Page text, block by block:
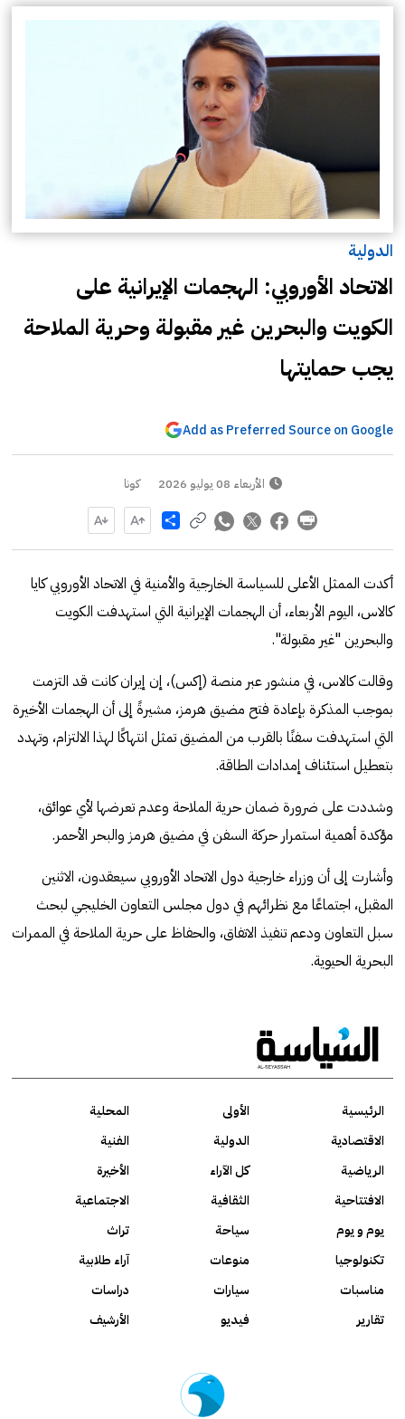
الدولية
الاتحاد الأوروبي: الهجمات الإيرانية على
الكويت والبحرين غير مقبولة وحرية الملاحة
يجب حمايتها
Add as Preferred Source on Google
الأربعاء 08 يوليو 2026 كونا
Share
أكدت الممثل الأعلى للسياسة الخارجية والأمنية في الاتحاد الأوروبي كايا
كالاس، اليوم الأربعاء، أن الهجمات الإيرانية التي استهدفت الكويت
والبحرين "غير مقبولة".
وقالت كالاس، في منشور عبر منصة (إكس)، إن إيران كانت قد التزمت
بموجب المذكرة بإعادة فتح مضيق هرمز، مشيرةً إلى أن الهجمات الأخيرة
التي استهدفت سفنًا بالقرب من المضيق تمثل انتهاكًا لهذا الالتزام، وتهدد
بتعطيل استئناف إمدادات الطاقة.
وشددت على ضرورة ضمان حرية الملاحة وعدم تعرضها لأي عوائق،
مؤكدة أهمية استمرار حركة السفن في مضيق هرمز والبحر الأحمر.
وأشارت إلى أن وزراء خارجية دول الاتحاد الأوروبي سيعقدون، الاثنين
المقبل، اجتماعًا مع نظرائهم في دول مجلس التعاون الخليجي لبحث
سبل التعاون ودعم تنفيذ الاتفاق، والحفاظ على حرية الملاحة في الممرات
البحرية الحيوية.
الرئيسية الأولى
المحلية
الاقتصادية
الدولية
الفنية
الرياضية
كل الآراء
الأخيرة
الافتتاحية
الثقافية
الاجتماعية
يوم و يوم
سياحة
تراث
تكنولوجيا
منوعات
آراء طلابية
مناسبات
سيارات
دراسات
تقارير
فيديو الأرشيف